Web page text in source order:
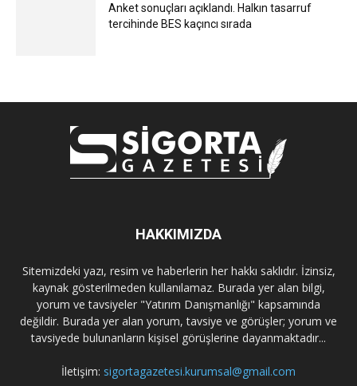
Anket sonuçları açıklandı. Halkın tasarruf
tercihinde BES kaçıncı sırada
HAKKIMIZDA
Sitemizdeki yazı, resim ve haberlerin her hakkı saklıdır. İzinsiz,
kaynak gösterilmeden kullanılamaz. Burada yer alan bilgi,
yorum ve tavsiyeler "Yatırım Danışmanlığı" kapsamında
değildir. Burada yer alan yorum, tavsiye ve görüşler; yorum ve
tavsiyede bulunanların kişisel görüşlerine dayanmaktadır...
İletişim: sigortagazetesi.kurumsal@gmail.com